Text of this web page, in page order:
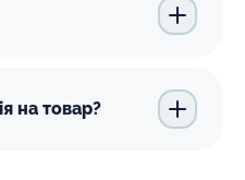
на товар?